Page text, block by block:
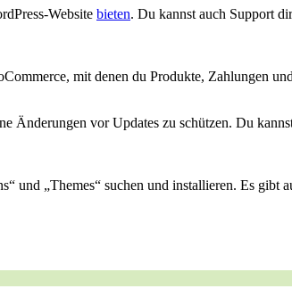
Website bieten. Du kannst auch Support
mit denen du Produkte, Zahlungen
Änderungen vor Updates zu schützen. Du
und „Themes“ suchen und installieren. Es gibt